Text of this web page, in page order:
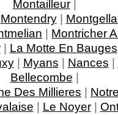
Montailleur|
Montendry|
| Montricher
| La Motte En Bauges
| Myans | Nances |
Bellecombe |
Des Millieres |
| Le Noyer|